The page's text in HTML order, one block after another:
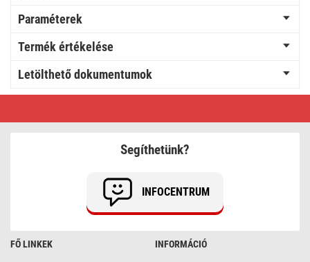
Paraméterek
Termék értékelése
Letölthető dokumentumok
806FŐ LINKEK INFORMÁCIÓ
Segíthetünk?
INFOCENTRUM